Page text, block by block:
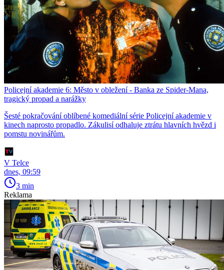
Policejní akademie 6: Město v obležení - Banka ze Spider-Mana,
tragický propad a narážky
Šesté pokračování oblíbené komediální série Policejní akademie v
kinech naprosto propadlo. Zákulisí odhaluje ztrátu hlavních hvězd i
pomstu novinářům.
V Telce
dnes, 09:59
3 min
Reklama